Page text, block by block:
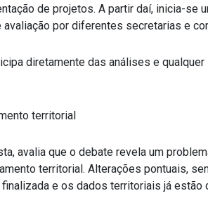
de projetos. A partir daí, inicia-se
por diferentes secretarias e
diretamente das análises e
territorial
avalia que o debate revela um
territorial. Alterações pontuais,
e os dados territoriais já estão